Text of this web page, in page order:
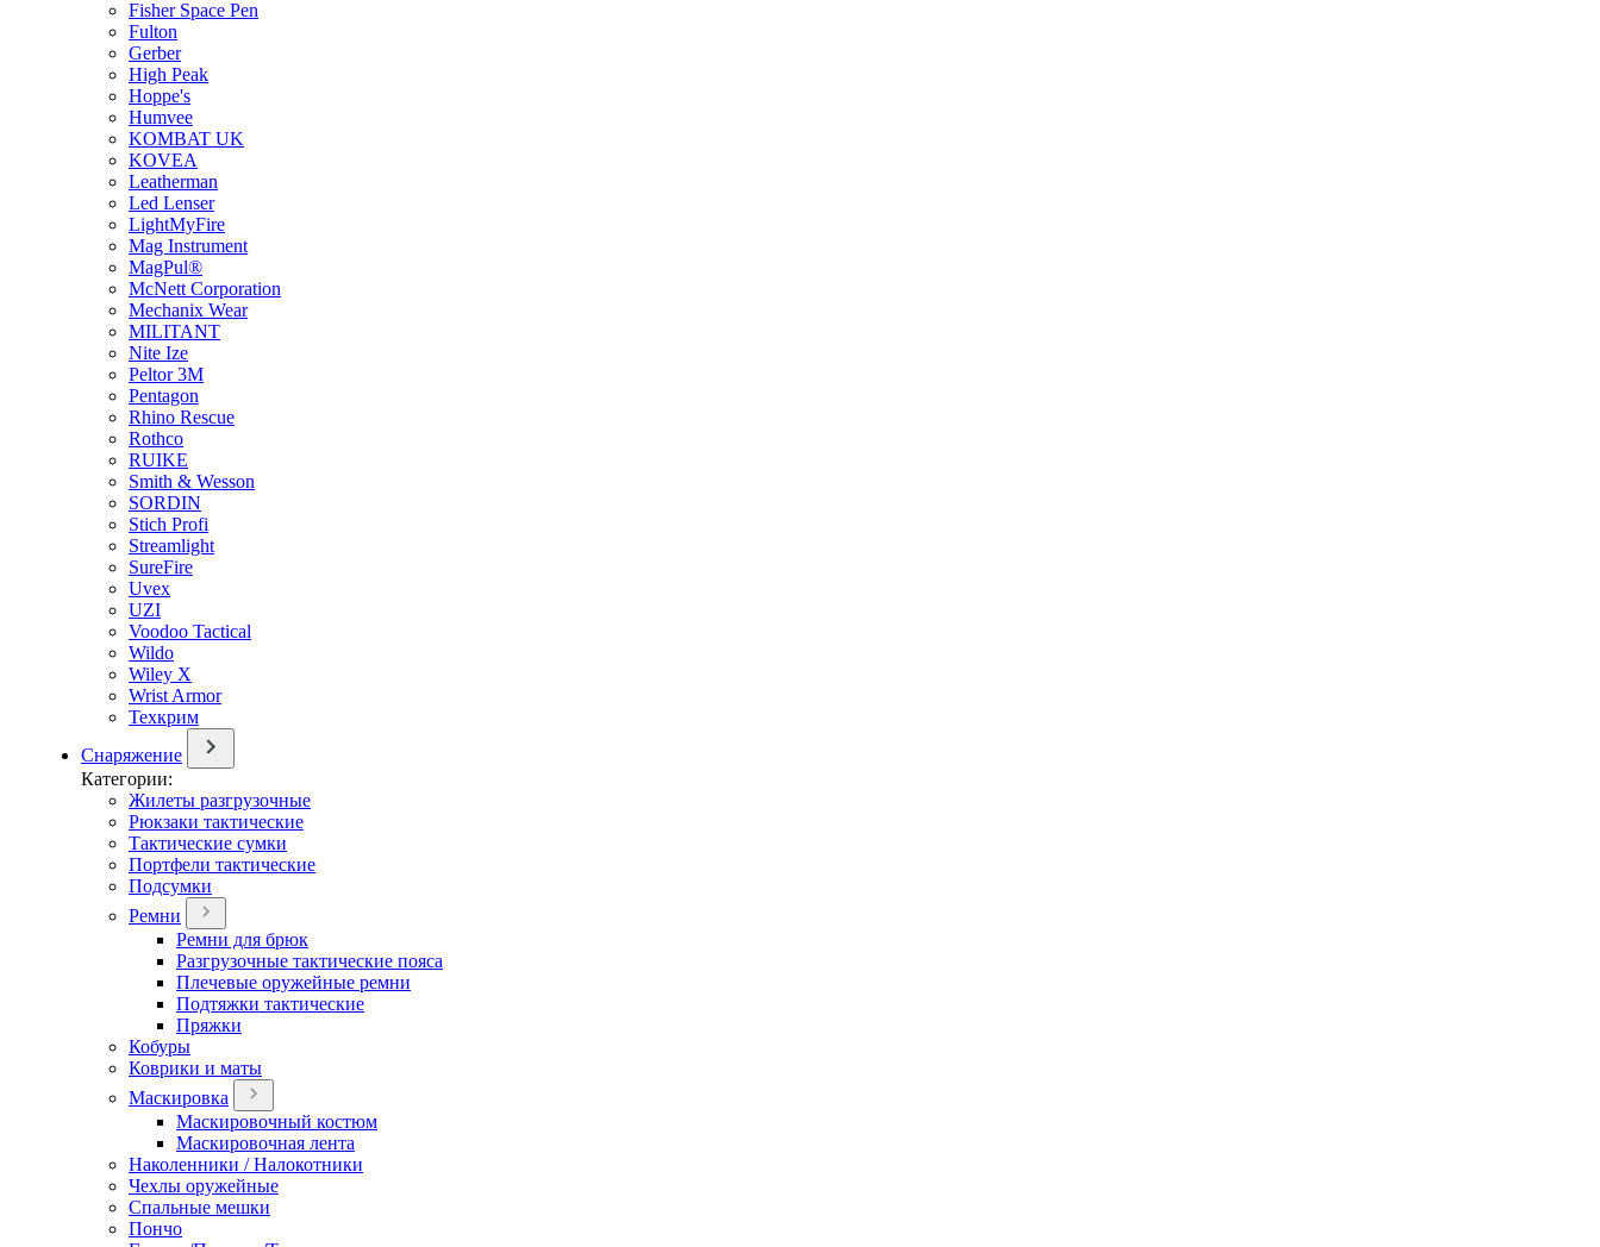
Fisher Space Pen
Fulton
Gerber
High Peak
Hoppe's
Humvee
KOMBAT UK
KOVEA
Leatherman
Led Lenser
LightMyFire
Mag Instrument
MagPul®
McNett Corporation
Mechanix Wear
MILITANT
Nite Ize
Peltor 3M
Pentagon
Rhino Rescue
Rothco
RUIKE
Smith & Wesson
SORDIN
Stich Profi
Streamlight
SureFire
Uvex
UZI
Voodoo Tactical
Wildo
Wiley X
Wrist Armor
Техкрим
Снаряжение
Категории:
Жилеты разгрузочные
Рюкзаки тактические
Тактические сумки
Портфели тактические
Подсумки
Ремни
Ремни для брюк
Разгрузочные тактические пояса
Плечевые оружейные ремни
Подтяжки тактические
Пряжки
Кобуры
Коврики и маты
Маскировка
Маскировочный костюм
Маскировочная лента
Наколенники / Налокотники
Чехлы оружейные
Спальные мешки
Пончо